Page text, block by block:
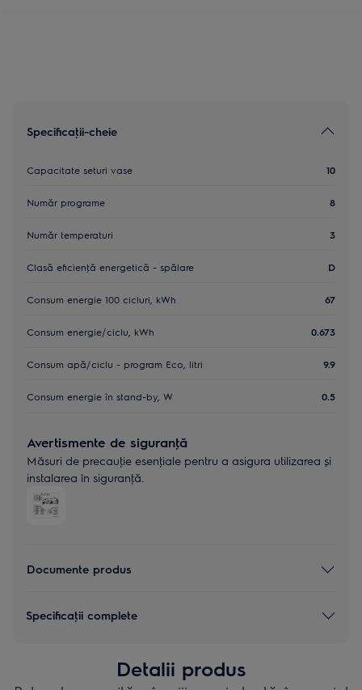
Specificaţii-cheie
Capacitate seturi vase 10
Număr programe 8
Număr temperaturi 3
Clasă eficienţă energetică - spălare D
Consum energie 100 cicluri, kWh 67
Consum energie/ciclu, kWh 0.673
Consum apă/ciclu - program Eco, litri 9.9
Consum energie în stand-by, W 0.5
Avertismente de siguranţă
Măsuri de precauţie esenţiale pentru a asigura utilizarea și
instalarea în siguranţă.
Documente produs
Specificaţii complete
Detalii produs